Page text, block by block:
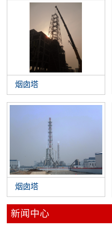
烟囱塔
烟囱塔
新闻中心